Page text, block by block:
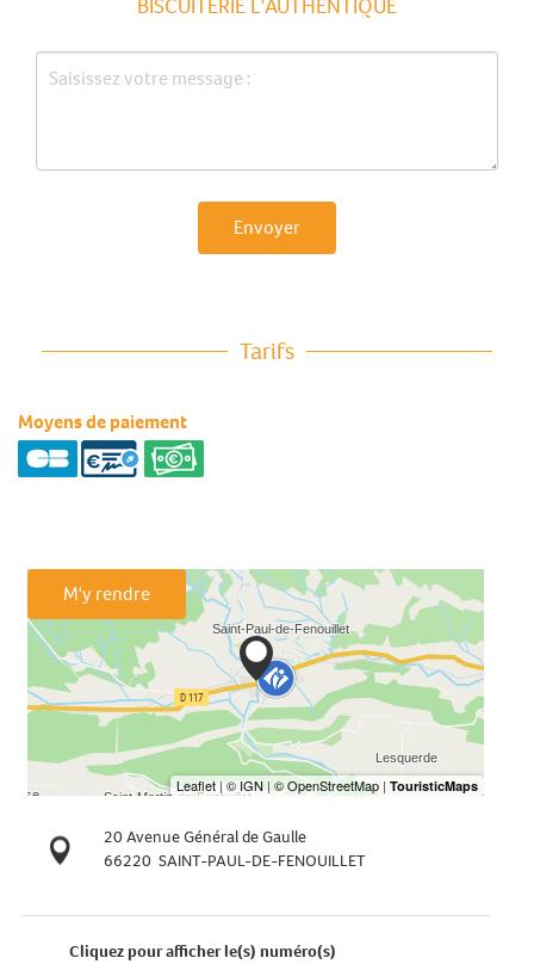
BISCUITERIE L'AUTHENTIQUE
Envoyer
Tarifs
Moyens de paiement
M'y rendre
20 Avenue Général de Gaulle
66220 SAINT-PAUL-DE-FENOUILLET
Cliquez pour afficher le(s) numéro(s)